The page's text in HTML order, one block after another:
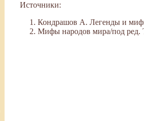
Источники:
Кондрашов А. Легенды и
Мифы народов мира/под ред.